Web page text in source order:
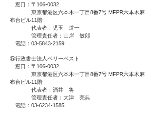
窓口：〒106-0032
東京都港区六本木一丁目8番7号 MFPR六本木麻
布台ビル11階
代表者：児玉 道一
管理責任者：山岸 敏郎
電話：03-5843-2159
⑤行政書士法人ベリーベスト
窓口：〒106-0032
東京都港区六本木一丁目8番7号 MFPR六本木麻
布台ビル11階
代表者：酒井 将
管理責任者：大津 亮典
電話：03-6234-1585